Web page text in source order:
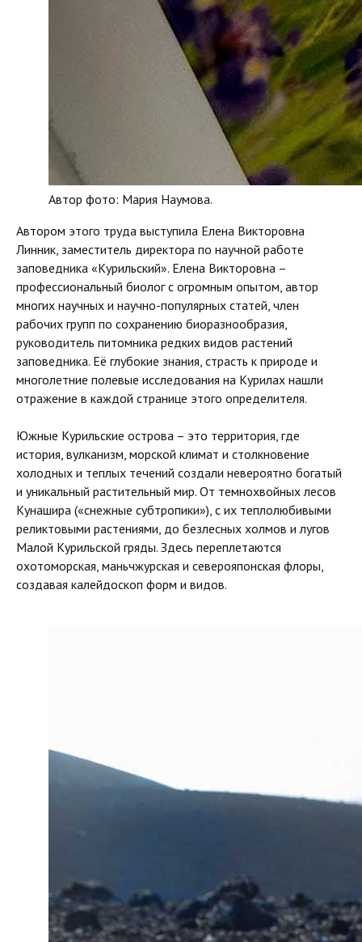
Автор фото: Мария Наумова.
Автором этого труда выступила Елена Викторовна
Линник, заместитель директора по научной работе
заповедника «Курильский». Елена Викторовна –
профессиональный биолог с огромным опытом, автор
многих научных и научно-популярных статей, член
рабочих групп по сохранению биоразнообразия,
руководитель питомника редких видов растений
заповедника. Её глубокие знания, страсть к природе и
многолетние полевые исследования на Курилах нашли
отражение в каждой странице этого определителя.
Южные Курильские острова – это территория, где
история, вулканизм, морской климат и столкновение
холодных и теплых течений создали невероятно богатый
и уникальный растительный мир. От темнохвойных лесов
Кунашира («снежные субтропики»), с их теплолюбивыми
реликтовыми растениями, до безлесных холмов и лугов
Малой Курильской гряды. Здесь переплетаются
охотоморская, маньчжурская и северояпонская флоры,
создавая калейдоскоп форм и видов.